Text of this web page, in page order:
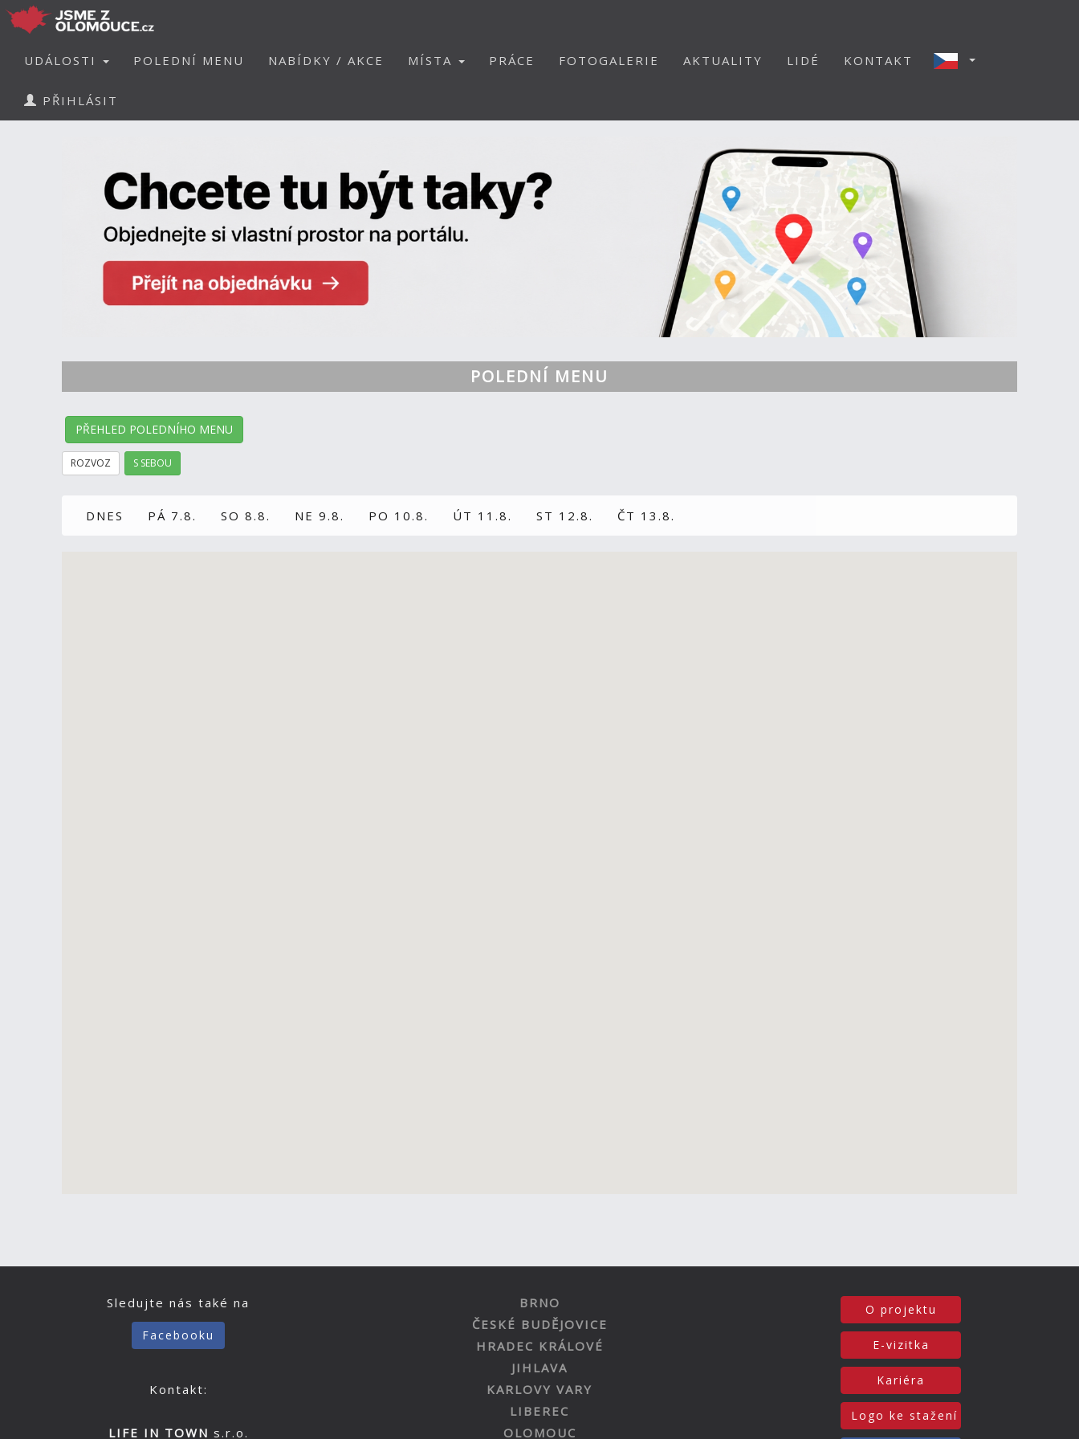
UDÁLOSTI POLEDNÍ MENU NABÍDKY / AKCE MÍSTA PRÁCE FOTOGALERIE AKTUALITY LIDÉ KONTAKT
PŘIHLÁSIT
POLEDNÍ MENU
PŘEHLED POLEDNÍHO MENU
ROZVOZ S SEBOU
DNES PÁ 7.8. SO 8.8. NE 9.8. PO 10.8. ÚT 11.8. ST 12.8. ČT 13.8.
Sledujte nás také na
Facebooku
Kontakt:
LIFE IN TOWN s.r.o.
BRNO
ČESKÉ BUDĚJOVICE
HRADEC KRÁLOVÉ
JIHLAVA
KARLOVY VARY
LIBEREC
OLOMOUC
O projektu
E-vizitka
Kariéra
Logo ke stažení